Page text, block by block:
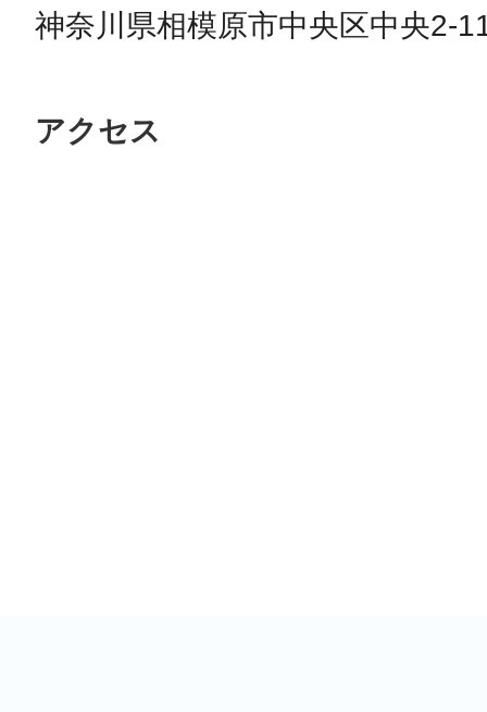
神奈川県相模原市中央区中央2-
アクセス